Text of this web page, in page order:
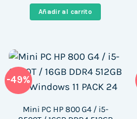
era:
499,00 €.
es:
Añadir al carrito
-49%
Mini PC HP 800 G4 / i5-